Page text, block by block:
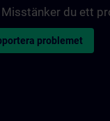
Misstänker du ett
problemet